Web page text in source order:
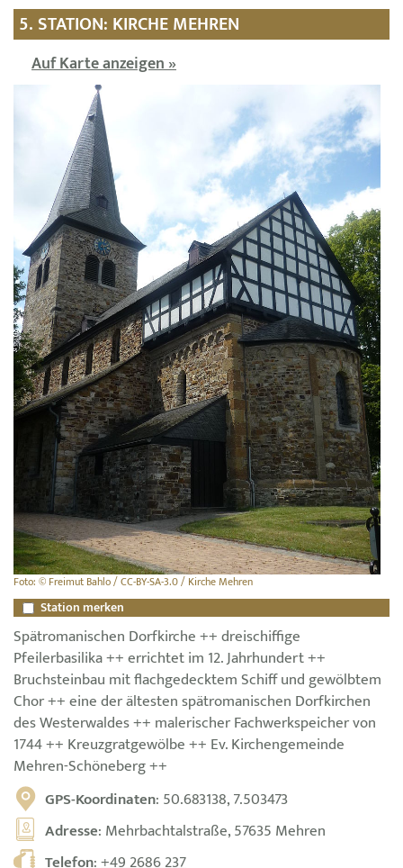
5. STATION: KIRCHE MEHREN
Auf Karte anzeigen »
Foto: © Freimut Bahlo / CC-BY-SA-3.0 / Kirche Mehren
Station merken
Spätromanischen Dorfkirche ++ dreischiffige
Pfeilerbasilika ++ errichtet im 12. Jahrhundert ++
Bruchsteinbau mit flachgedecktem Schiff und gewölbtem
Chor ++ eine der ältesten spätromanischen Dorfkirchen
des Westerwaldes ++ malerischer Fachwerkspeicher von
1744 ++ Kreuzgratgewölbe ++ Ev. Kirchengemeinde
Mehren-Schöneberg ++
GPS-Koordinaten: 50.683138, 7.503473
Adresse: Mehrbachtalstraße, 57635 Mehren
Telefon:+49 2686 237